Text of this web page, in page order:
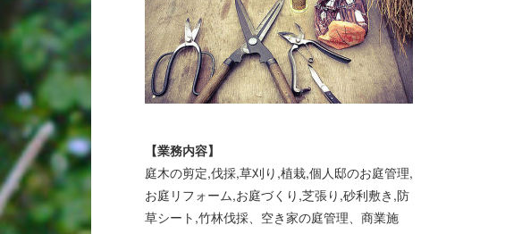
【業務内容】
庭木の剪定,伐採,草刈り,植栽,個人邸のお庭管理,
お庭リフォーム,お庭づくり,芝張り,砂利敷き,防
草シート,竹林伐採、空き家の庭管理、商業施